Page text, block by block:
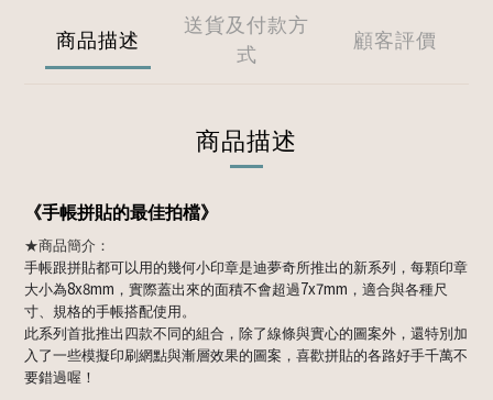
商品描述
送貨及付款方
式
顧客評價
商品描述
《手帳拼貼的最佳拍檔》
★商品簡介：
手帳跟拼貼都可以用的幾何小印章是迪夢奇所推出的新系列，每顆印章
大小為8x8mm ，實際蓋出來的面積不會超過7x7mm ，適合與各種尺
寸、規格的手帳搭配使用。
此系列首批推出四款不同的組合，除了線條與實心的圖案外，還特別加
入了一些模擬印刷網點與漸層效果的圖案，喜歡拼貼的各路好手千萬不
要錯過喔！